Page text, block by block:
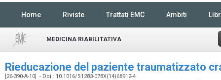
Home Riviste Trattati EMC Ambiti
MEDICINA RIABILITATIVA
Rieducazione del paziente traumatizzato
[26-390-A-10] - Doi : 10.1016/S1283-078X(14)68912-4